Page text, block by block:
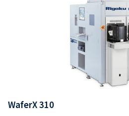
WaferX 310